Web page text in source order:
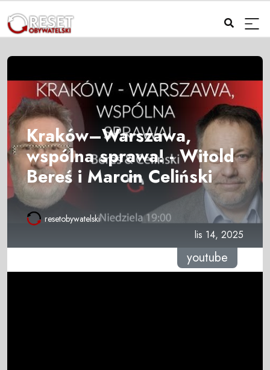
Kraków–Warszawa,
wspólna sprawa! - Witold
Bereś i Marcin Celiński
resetobywatelski
lis 14, 2025
youtube